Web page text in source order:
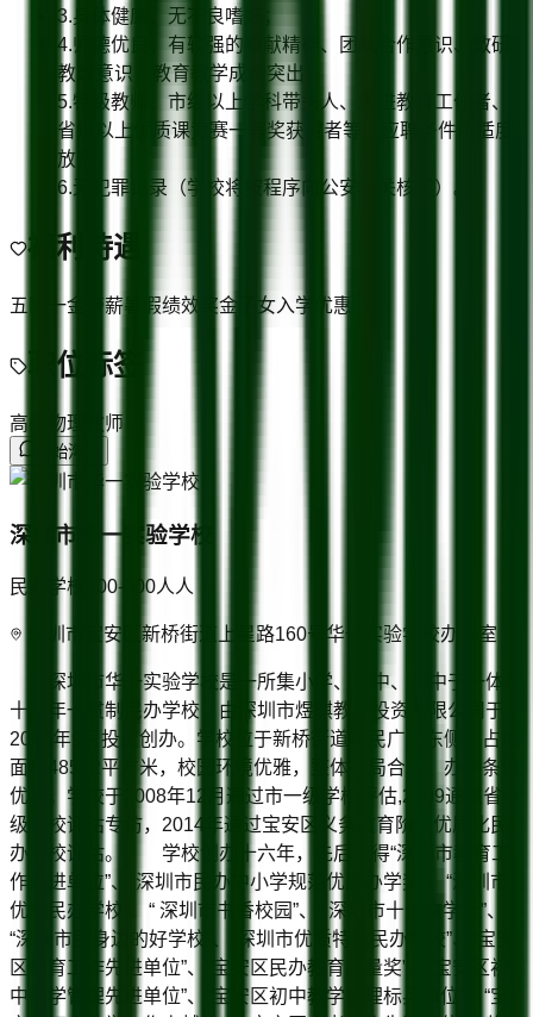
3.身体健康，无不良嗜好；
4.师德优良，有较强的奉献精神、团队合作意识、教研
教改意识，教育教学成绩突出；
5.特级教师、市级以上学科带头人、先进教育工作者、
省级以上优质课竞赛一等奖获得者等，应聘条件可适度
放宽；
6.无犯罪记录（学校将按程序向公安机关核实）。
福利待遇
五险一金 带薪暑假绩效奖金 子女入学优惠
职位标签
高中物理教师
开始沟通
深圳市华一实验学校
民办学校 100-300人 人
深圳市宝安区新桥街道上星路160号华一实验学校办公室
深圳市华一实验学校是一所集小学、初中、高中于一体的
十二年一贯制民办学校，由深圳市煜骐教育投资有限公司于
2005年9月投资创办。学校位于新桥街道市民广场东侧，占地
面积48522平方米，校园环境优雅，整体布局合理，办学条件
优越。学校于2008年12月通过市一级学校评估,2009通过省一
级学校评估专访，2014年通过宝安区义务教育阶段优质化民
办学校评估。 学校创办十六年，先后获得“深圳市教育工
作先进单位”、“深圳市民办中小学规范优质办学奖”、“深圳市
优质民办学校”、“ 深圳市书香校园”、“ 深圳市十佳文学社”、
“深圳市民身边的好学校”、“深圳市优质特色民办学校”、“宝安
区教育工作先进单位”、“宝安区民办教育质量奖”、“宝安区初
中教学管理先进单位”、“宝安区初中教学管理标兵单位”、“宝